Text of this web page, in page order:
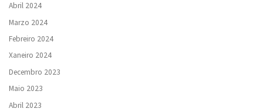
Abril 2024
Marzo 2024
Febreiro 2024
Xaneiro 2024
Decembro 2023
Maio 2023
Abril 2023